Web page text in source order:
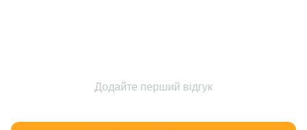
Додайте перший відгук